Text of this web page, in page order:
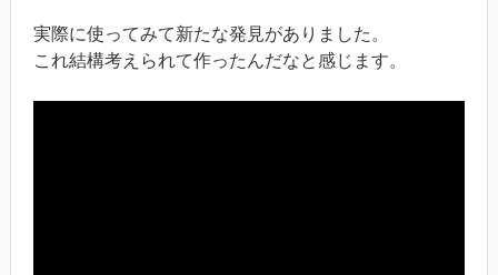
実際に使ってみて新たな発見がありました。
これ結構考えられて作ったんだなと感じます。